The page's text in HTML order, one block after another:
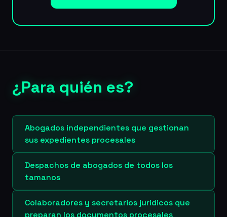
¿Para quién es?
Abogados independientes que gestionan
sus expedientes procesales
Despachos de abogados de todos los
tamanos
Colaboradores y secretarios juridicos que
preparan los documentos procesales